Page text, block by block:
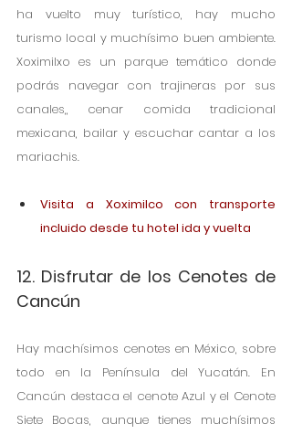
ha vuelto muy turístico, hay mucho
turismo local y muchísimo buen ambiente.
Xoximilxo es un parque temático donde
podrás navegar con trajineras por sus
canales,, cenar comida tradicional
mexicana, bailar y escuchar cantar a los
mariachis.
Visita a Xoximilco con transporte
incluido desde tu hotel ida y vuelta
12. Disfrutar de los Cenotes de
Cancún
Hay machísimos cenotes en México, sobre
todo en la Península del Yucatán. En
Cancún destaca el cenote Azul y el Cenote
Siete Bocas, aunque tienes muchísimos